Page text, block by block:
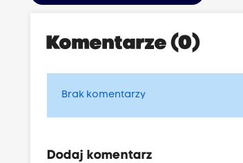
Komentarze (0)
Brak komentarzy
Dodaj komentarz